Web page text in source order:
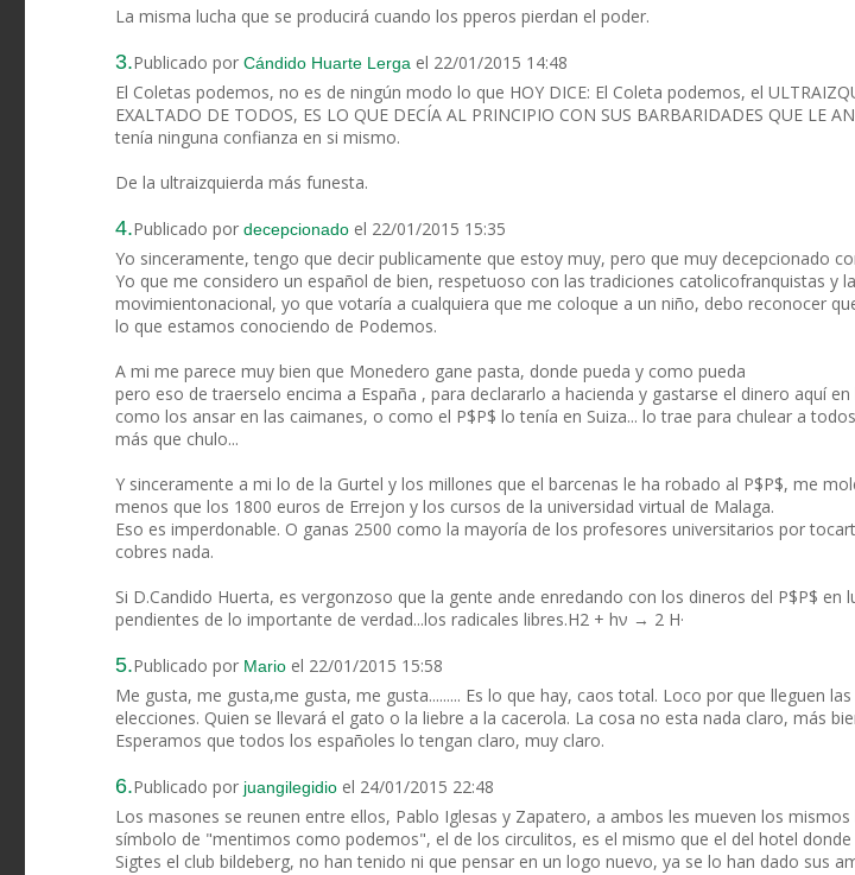
La misma lucha que se producirá cuando los pperos pierdan el poder.
3.Publicado por Cándido Huarte Lerga el 22/01/2015 14:48
El Coletas podemos, no es de ningún modo lo que HOY DICE: El Coleta podemos, el
EXALTADO DE TODOS, ES LO QUE DECÍA AL PRINCIPIO CON SUS BARBARIDADES QUE LE
tenía ninguna confianza en si mismo.
De la ultraizquierda más funesta.
4.Publicado por decepcionado el 22/01/2015 15:35
Yo sinceramente, tengo que decir publicamente que estoy muy, pero que muy decepcionado
Yo que me considero un español de bien, respetuoso con las tradiciones catolicofranquistas y
movimientonacional, yo que votaría a cualquiera que me coloque a un niño, debo reconocer
lo que estamos conociendo de Podemos.
A mi me parece muy bien que Monedero gane pasta, donde pueda y como pueda
pero eso de traerselo encima a España , para declararlo a hacienda y gastarse el dinero aquí
como los ansar en las caimanes, o como el P$P$ lo tenía en Suiza... lo trae para chulear a
más que chulo...
Y sinceramente a mi lo de la Gurtel y los millones que el barcenas le ha robado al P$P$, me
menos que los 1800 euros de Errejon y los cursos de la universidad virtual de Malaga.
Eso es imperdonable. O ganas 2500 como la mayoría de los profesores universitarios por
cobres nada.
Si D.Candido Huerta, es vergonzoso que la gente ande enredando con los dineros del P$P$ en
pendientes de lo importante de verdad...los radicales libres.H2 + hν → 2 H·
5.Publicado por Mario el 22/01/2015 15:58
Me gusta, me gusta,me gusta, me gusta......... Es lo que hay, caos total. Loco por que lleguen
elecciones. Quien se llevará el gato o la liebre a la cacerola. La cosa no esta nada claro, más
Esperamos que todos los españoles lo tengan claro, muy claro.
6.Publicado por juangilegidio el 24/01/2015 22:48
Los masones se reunen entre ellos, Pablo Iglesas y Zapatero, a ambos les mueven los mismos
símbolo de "mentimos como podemos", el de los circulitos, es el mismo que el del hotel donde
Sigtes el club bildeberg, no han tenido ni que pensar en un logo nuevo, ya se lo han dado sus